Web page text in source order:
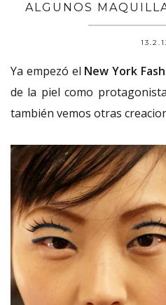
ALGUNOS
Ya empezó el New York
de la piel como
también vemos otras